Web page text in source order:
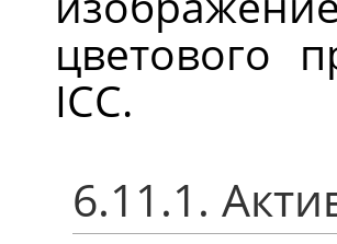
цветового
ICC.
6.11.1.